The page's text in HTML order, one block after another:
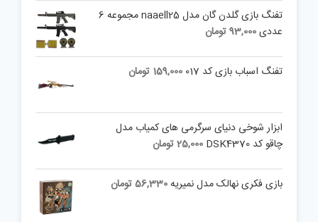
تفنگ بازی گلدن گان مدل naaell25 مجموعه 6
عددی93,000تومان
تفنگ اسباب بازی کد 017 159,000 تومان
ابزار شوخی دنیای سرگرمی های کمیاب مدل
چاقو کد DSK4370
25,000تومان
بازی فکری نهالک مدل نمیریه56,330تومان